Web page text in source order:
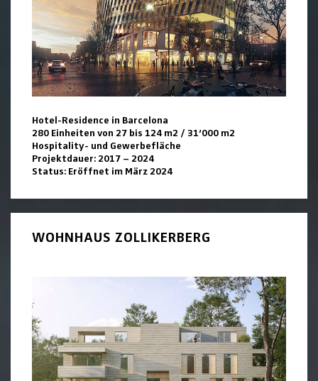
Hotel-Residence in Barcelona
280 Einheiten von 27 bis 124 m2 / 31‘000 m2
Hospitality- und Gewerbefläche
Projektdauer: 2017 – 2024
Status: Eröffnet im März 2024
WOHNHAUS ZOLLIKERBERG